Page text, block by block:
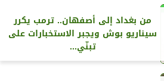
من بغداد إلى أصفهان.. ترمب يكرر
سيناريو بوش ويجبر الاستخبارات على
تبنّي...